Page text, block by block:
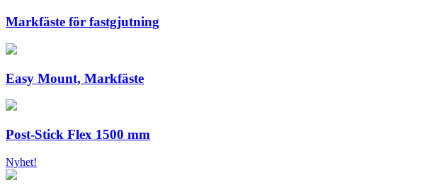
Markfäste för fastgjutning
Easy Mount, Markfäste
Post-Stick Flex 1500 mm
Nyhet!